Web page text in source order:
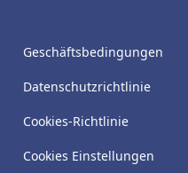
Geschäftsbedingungen
Datenschutzrichtlinie
Cookies-Richtlinie
Cookies Einstellungen